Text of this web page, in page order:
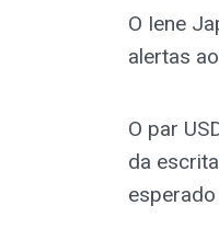
O Iene
alertas
O par
da